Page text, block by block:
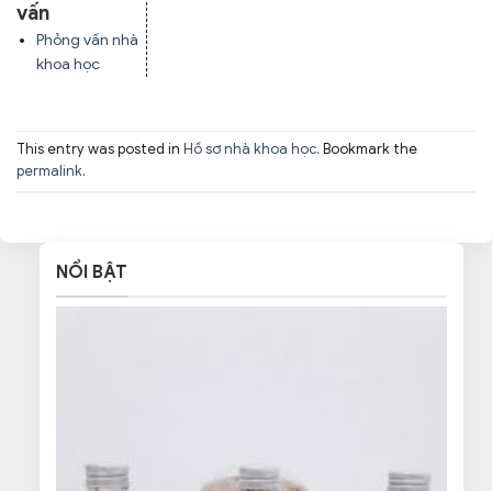
vấn
Phỏng vấn nhà
khoa học
This entry was posted in Hồ sơ nhà khoa học. Bookmark the
permalink.
NỔI BẬT